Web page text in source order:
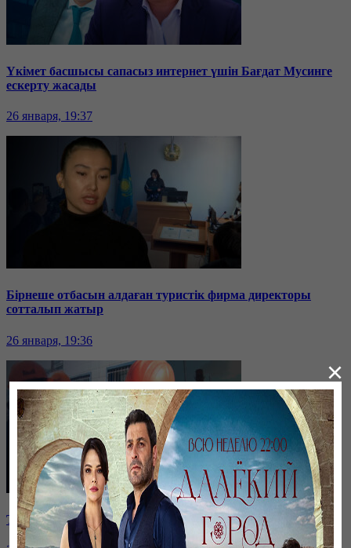
Үкімет басшысы сапасыз интернет үшін Бағдат Мусинге
ескерту жасады
26 января, 19:37
Бірнеше отбасын алдаған туристік фирма директоры
сотталып жатыр
26 января, 19:36
Таразда ТЭЦ қызметкерлері жалақы көтеруді талап етті
×